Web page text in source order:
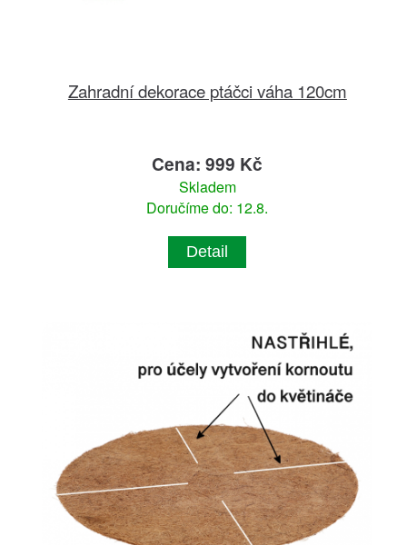
Zahradní dekorace ptáčci váha 120cm
Cena: 999 Kč
Skladem
Doručíme do: 12.8.
Detail